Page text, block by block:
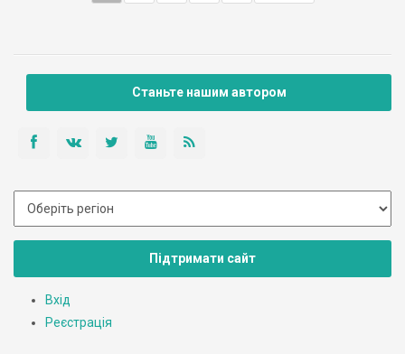
Станьте нашим автором
Підтримати сайт
Вхід
Реєстрація